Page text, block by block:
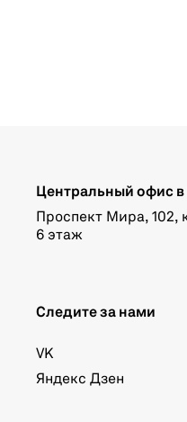
Центральный офис
Проспект Мира, 102,
6 этаж
Следите за нами
VK
Яндекс Дзен